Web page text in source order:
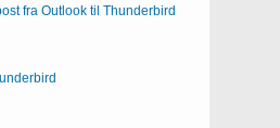
fra Outlook til Thunderbird